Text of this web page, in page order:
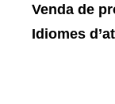
Venda de
Idiomes